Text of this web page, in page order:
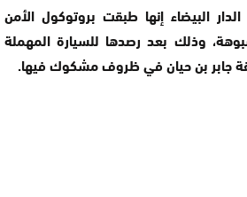
البيضاء إنها طبقت بروتوكول الأمن
وذلك بعد رصدها للسيارة المهملة
جابر بن حيان في ظروف مشكوك فيها.